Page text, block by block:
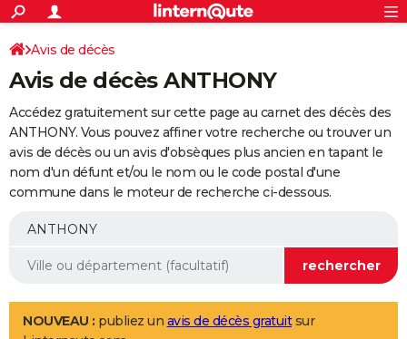
ACTUALITÉS
Politique
Société
Faits Divers
Education
Monde
Villes
+
SPORT
Coupe du monde 2026
Football
Tennis
Cyclisme
Rugby
Forum
Programme TV
TNT
Streaming
Cinéma
Sorties cinéma
Musique
+
FINANCE
Retraite
Epargne
Immobilier
Risques naturels par ville
Banque
Assurance
AUTO
Essais
Réserver un essai
Citadines
Berlines
SUV
Forum auto
+
Mobiles
Meilleur smartphone
Internet
Ordinateurs
Jeux vidéo
Guide high-tech
Aménagement intérieur
LIFESTYLE
Avis de décès
Avis de décès ANTHONY
Accédez gratuitement sur cette page au carnet des décès des
ANTHONY. Vous pouvez affiner votre recherche ou trouver un
avis de décès ou un avis d'obsèques plus ancien en tapant le
nom d'un défunt et/ou le nom ou le code postal d'une
commune dans le moteur de recherche ci-dessous.
NOUVEAU : publiez un avis de décès gratuitsur